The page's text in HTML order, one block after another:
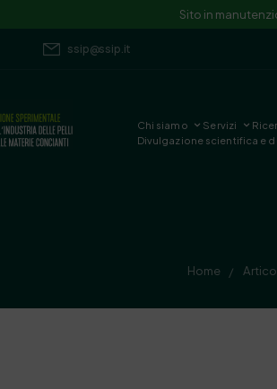
Sito in
ssip@ssip.it
Chi siamo Servizi
Divulgazione scientifica e
Home /